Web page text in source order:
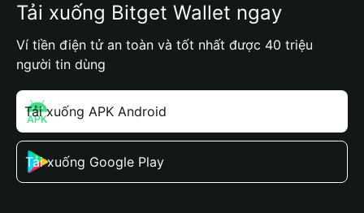
Tải xuống Bitget Wallet ngay
Ví tiền điện tử an toàn và tốt nhất được 40 triệu
người tin dùng
Tải xuống APK Android
Tải xuống Google Play